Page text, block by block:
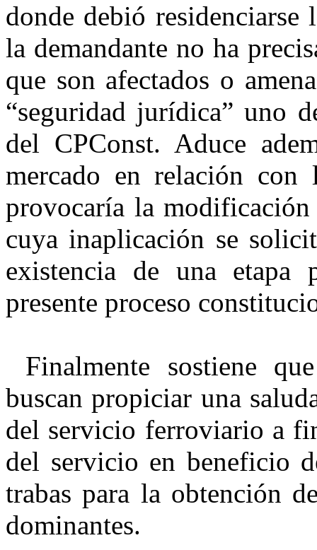
donde debió residenciarse
la demandante no ha
que son afectados o
“seguridad jurídica” uno
del CPConst. Aduce
mercado en relación
provocaría la
cuya inaplicación se
existencia de una etapa
presente proceso
Finalmente sostiene
buscan propiciar una
del servicio ferroviario a
del servicio en beneficio
trabas para la obtención
dominantes.